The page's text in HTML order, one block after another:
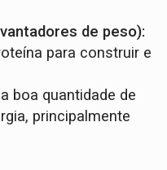
de peso):
para construir e
boa quantidade de
principalmente